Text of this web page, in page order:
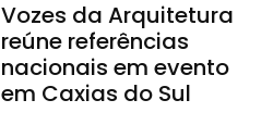
Vozes da Arquitetura
reúne referências
nacionais em evento
em Caxias do Sul